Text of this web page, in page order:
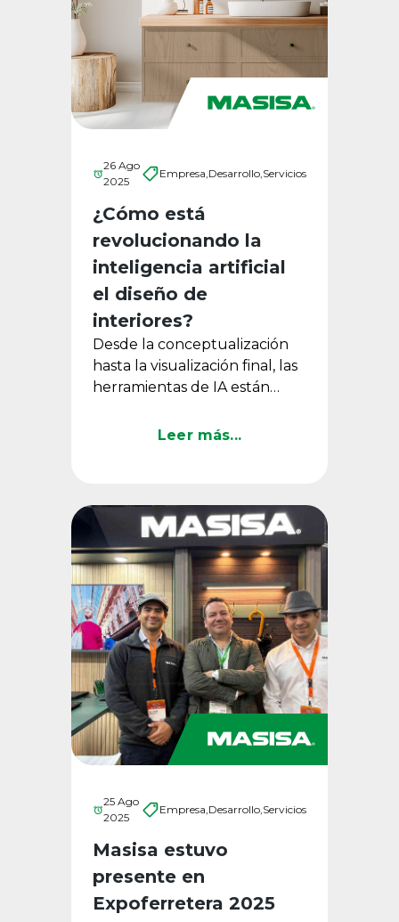
26 Ago
2025
Empresa,Desarrollo,Servicios
¿Cómo está
revolucionando la
inteligencia artificial
el diseño de
interiores?
Desde la conceptualización
hasta la visualización final, las
herramientas de IA están
que se proyectan espacios.
Leer más...
25 Ago
2025
Empresa,Desarrollo,Servicios
Masisa estuvo
presente en
Expoferretera 2025